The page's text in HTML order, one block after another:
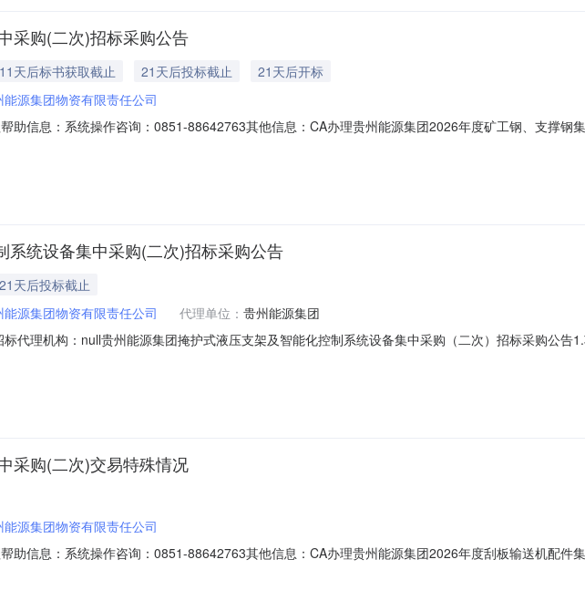
采购(二次)招标采购公告
11天后标书获取截止 21天后投标截止
21天后开标
能源集团物资有限责任公司
助信息：系统操作咨询：0851-88642763其他信息：CA办理贵州能源集团2026年度矿工钢、支撑钢
钢、支撑钢集中采购（二次）2.2项目地点：贵州能源集团所属及实际管理的煤炭企业或相应物资公司
统设备集中采购(二次)招标采购公告
21天后投标截止
能源集团物资有限责任公司 代理单位： 贵州能源集团
代理机构：null贵州能源集团掩护式液压支架及智能化控制系统设备集中采购（二次）招标采购公告
本招标项目贵州能源集团掩护式液压支架及智能化控制系统设备集中采购（二次），招标人为贵州能
采购(二次)交易特殊情况
能源集团物资有限责任公司
助信息：系统操作咨询：0851-88642763其他信息：CA办理贵州能源集团2026年度刮板输送机配件
物资公司仓库项目概况:详见招标文件供应商基本要求:1投标人必须是在中国境内注册的具有独立法人